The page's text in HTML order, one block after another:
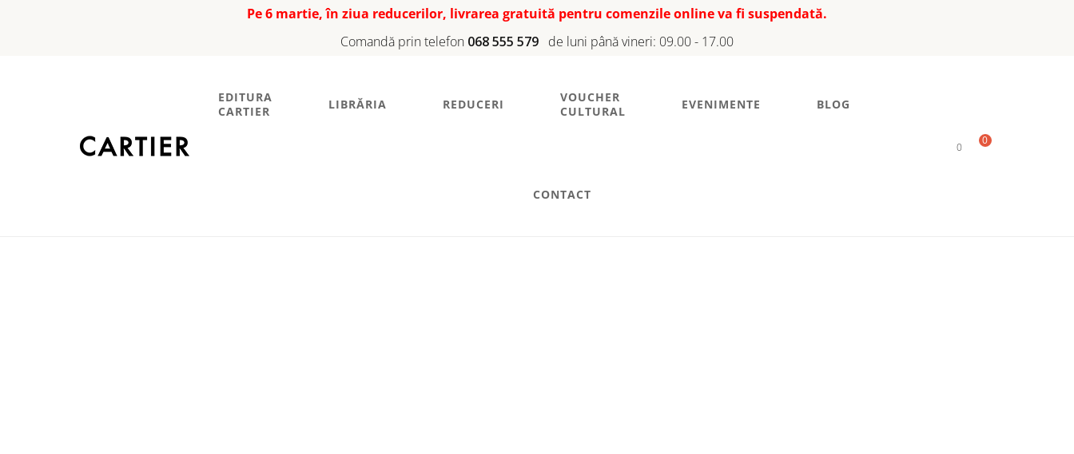
Pe 6 martie, în ziua reducerilor, livrarea gratuită pentru comenzile online va fi suspendată.
Comandă prin telefon 068 555 579 de luni până vineri: 09.00 - 17.00
EDITURA
CARTIER
LIBRĂRIA REDUCERI
VOUCHER
CULTURAL
EVENIMENTE BLOG
CONTACT
0
0